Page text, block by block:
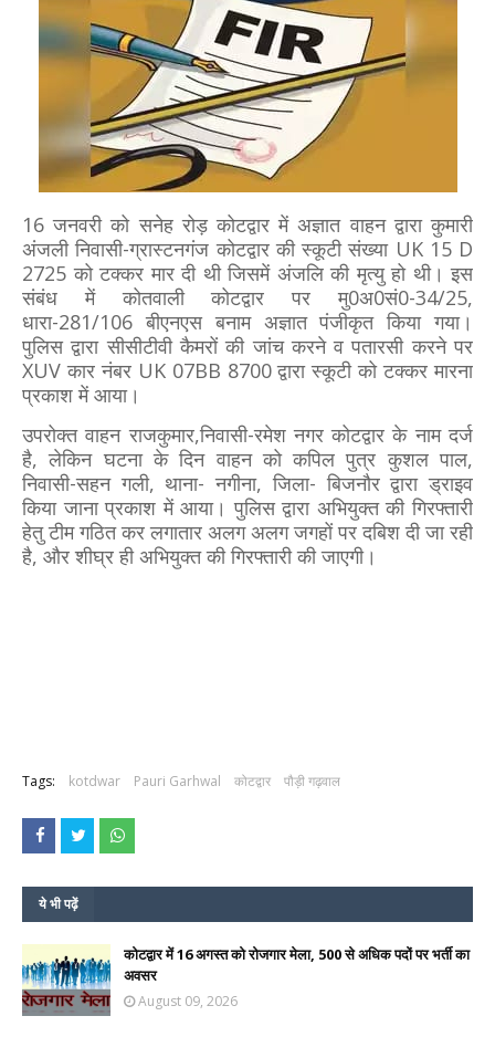
16 जनवरी को सनेह रोड़ कोटद्वार में अज्ञात वाहन द्वारा कुमारी
अंजली निवासी-ग्रास्टनगंज कोटद्वार की स्कूटी संख्या UK 15 D
2725 को टक्कर मार दी थी जिसमें अंजलि की मृत्यु हो थी। इस
संबंध में कोतवाली कोटद्वार पर मु0अ0सं0-34/25,
धारा-281/106 बीएनएस बनाम अज्ञात पंजीकृत किया गया।
पुलिस द्वारा सीसीटीवी कैमरों की जांच करने व पतारसी करने पर
XUV कार नंबर UK 07BB 8700 द्वारा स्कूटी को टक्कर मारना
प्रकाश में आया।
उपरोक्त वाहन राजकुमार,निवासी-रमेश नगर कोटद्वार के नाम दर्ज
है, लेकिन घटना के दिन वाहन को कपिल पुत्र कुशल पाल,
निवासी-सहन गली, थाना- नगीना, जिला- बिजनौर द्वारा ड्राइव
किया जाना प्रकाश में आया। पुलिस द्वारा अभियुक्त की गिरफ्तारी
हेतु टीम गठित कर लगातार अलग अलग जगहों पर दबिश दी जा रही
है, और शीघ्र ही अभियुक्त की गिरफ्तारी की जाएगी।
Tags: kotdwar Pauri Garhwal कोटद्वार पौड़ी गढ़वाल
ये भी पढ़ें
कोटद्वार में 16 अगस्त को रोजगार मेला, 500 से अधिक पदों पर भर्ती का
अवसर
August 09, 2026